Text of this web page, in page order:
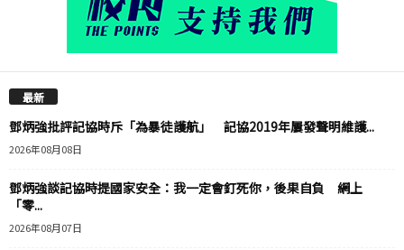
最新
鄧炳強批評記協時斥「為暴徒護航」 記協2019年屢發聲明維護...
2026年08月08日
鄧炳強談記協時提國家安全：我一定會釘死你，後果自負 網上
「零...
2026年08月07日